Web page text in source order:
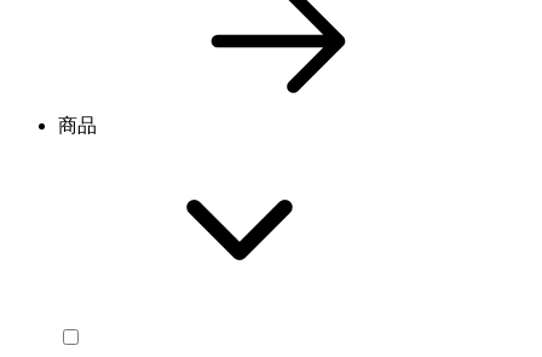
商品